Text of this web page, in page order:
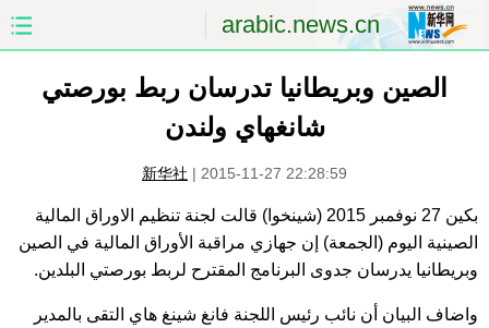
arabic.news.cn
الصين الصفحة الأولى
الشرق الأوسط
العلوم والصحة الثقافة والتعليم
الرياضة السياحة والبيئة
الصين وبريطانيا تدرسان ربط بورصتي
شانغهاي ولندن
新华社 | 2015-11-27 22:28:59
بكين 27 نوفمبر 2015 (شينخوا) قالت لجنة تنظيم الاوراق المالية
الصينية اليوم (الجمعة) إن جهازي مراقبة الأوراق المالية في الصين
وبريطانيا يدرسان جدوى البرنامج المقترح لربط بورصتي البلدين.
واضاف البيان أن نائب رئيس اللجنة فانغ شينغ هاي التقى بالمدير